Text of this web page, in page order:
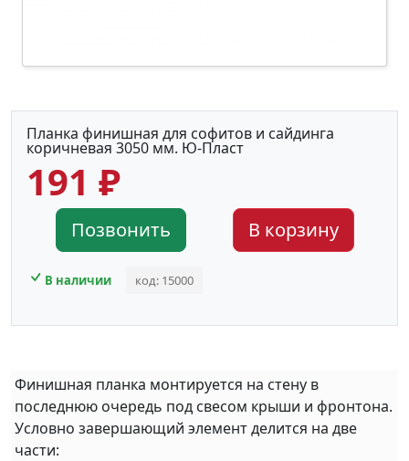
Планка финишная для софитов и сайдинга
коричневая 3050 мм. Ю-Пласт
191 ₽
Позвонить В корзину
В наличии код: 15000
Финишная планка монтируется на стену в
последнюю очередь под свесом крыши и фронтона.
Условно завершающий элемент делится на две
части: